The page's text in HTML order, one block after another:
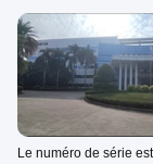
Le numéro de série